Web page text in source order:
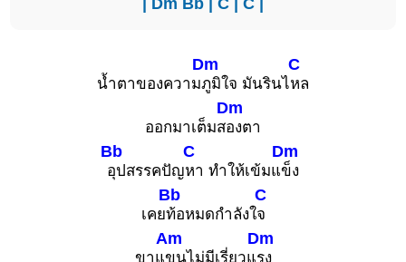
น้ำตาของความ
Dm
ภูมิใจ มันรินไ
C
หล
ออกมาเต็มส
Dm
องตา
Bb
อุปสรรคปัญ
C
หา ทำให้เข้มแ
Dm
ข็ง
เคย
Bb
ท้อหมดกำลังใ
C
จ
ขาแ
Am
ขนไม่มีเรี่ยวแ
Dm
รง